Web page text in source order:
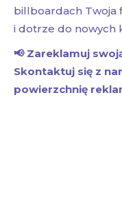
billboardach Twoja
i dotrze do nowych
📢 Zareklamuj
Skontaktuj się z
powierzchnię